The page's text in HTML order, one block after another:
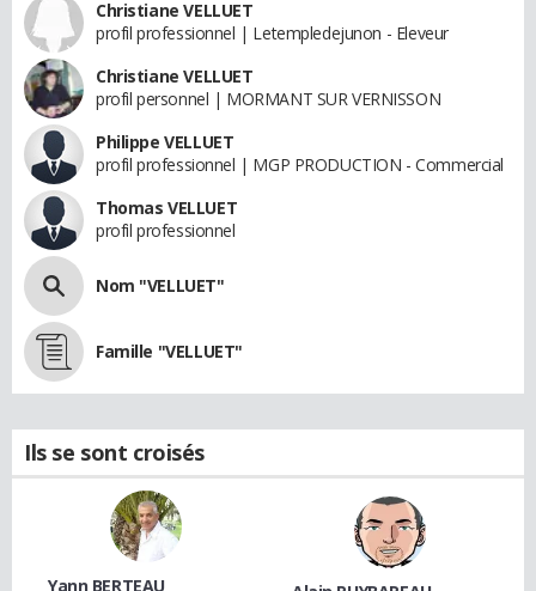
Christiane VELLUET
profil professionnel | Letempledejunon - Eleveur
Christiane VELLUET
profil personnel | MORMANT SUR VERNISSON
Philippe VELLUET
profil professionnel | MGP PRODUCTION - Commercial
Thomas VELLUET
profil professionnel
Nom "VELLUET"
Famille "VELLUET"
Ils se sont croisés
Yann BERTEAU